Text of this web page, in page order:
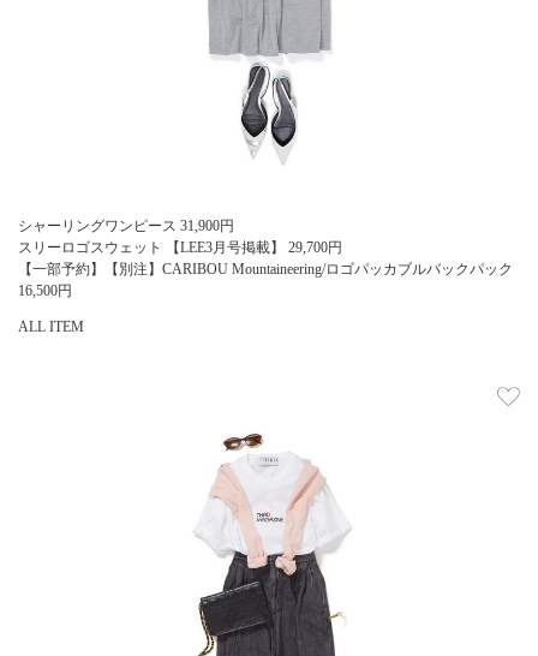
シャーリングワンピース 31,900円
スリーロゴスウェット 【LEE3月号掲載】 29,700円
【一部予約】【別注】CARIBOU Mountaineering/ロゴパッカブルバックパック
16,500円
ALL ITEM